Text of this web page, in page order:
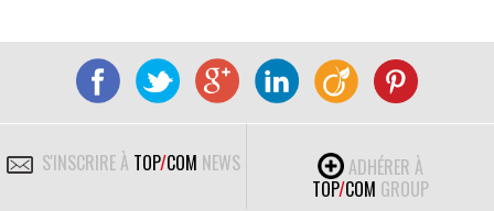
S'INSCRIRE À TOP/COM NEWS
ADHÉRER À
TOP/COM GROUP